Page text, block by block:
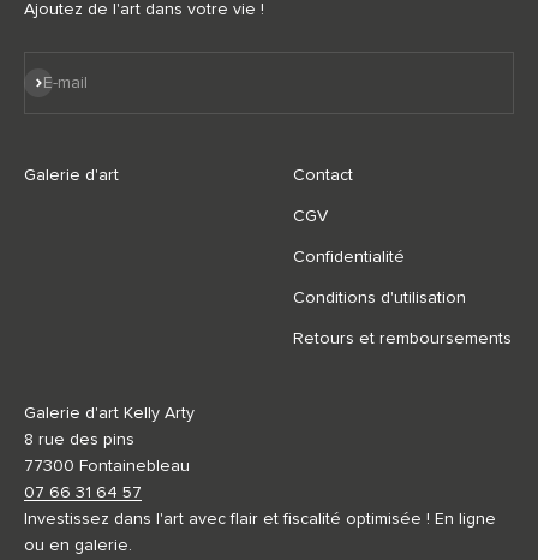
Ajoutez de l'art dans votre vie !
E-mail
S'inscrire
Galerie d'art Contact
CGV
Confidentialité
Conditions d'utilisation
Retours et remboursements
Galerie d'art Kelly Arty
8 rue des pins
77300 Fontainebleau
07 66 31 64 57
Investissez dans l'art avec flair et fiscalité optimisée ! En ligne
ou en galerie.